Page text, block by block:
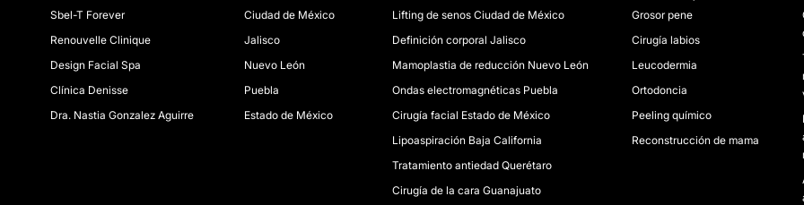
Sbel-T Forever
Renouvelle Clinique
Design Facial Spa
Clínica Denisse
Dra. Nastia Gonzalez Aguirre
Ciudad de México
Jalisco
Nuevo León
Puebla
Estado de México
Lifting de senos Ciudad de México
Definición corporal Jalisco
Mamoplastia de reducción Nuevo León
Ondas electromagnéticas Puebla
Cirugía facial Estado de México
Lipoaspiración Baja California
Tratamiento antiedad Querétaro
Cirugía de la cara Guanajuato
Grosor pene
Cirugía labios
Leucodermia
Ortodoncia
Peeling químico
Reconstrucción de mama